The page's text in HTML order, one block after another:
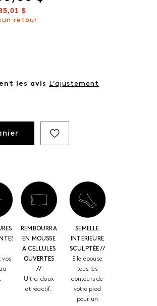
$
retour
les avis L’ajustement
vos
REMBOURRAGE
EN MOUSSE
À CELLULES
OUVERTES
//
Ultra-doux
et réactif.
SEMELLE
INTÉRIEURE
SCULPTÉE //
Elle épouse
tous les
contours de
votre pied
pour un